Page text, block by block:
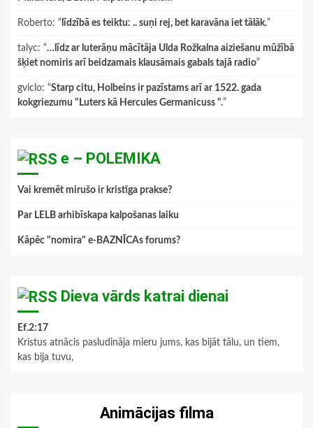
Roberto: “ līdzībā es teiktu: .. suņi rej, bet karavāna iet tālāk.”
talyc: “…līdz ar luterāņu mācītāja Ulda Rožkalna aiziešanu mūžībā
šķiet nomiris arī beidzamais klausāmais gabals tajā radio”
gviclo: “Starp citu, Holbeins ir pazīstams arī ar 1522. gada
kokgriezumu "Luters kā Hercules Germanicuss ".”
e – POLEMIKA
Vai kremēt mirušo ir kristīga prakse?
Par LELB arhibīskapa kalpošanas laiku
Kāpēc "nomira" e-BAZNĪCAs forums?
Dieva vārds katrai dienai
Ef.2:17
Kristus atnācis pasludināja mieru jums, kas bijāt tālu, un tiem,
kas bija tuvu,
Animācijas filma